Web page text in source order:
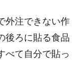
外注できない作
後ろに貼る食品
べて自分で貼っ